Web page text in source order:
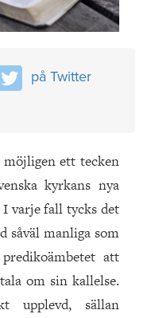
på Twitter
ett tecken
kyrkans nya
varje fall tycks det
såväl manliga som
att
om sin kallelse.
upplevd, sällan